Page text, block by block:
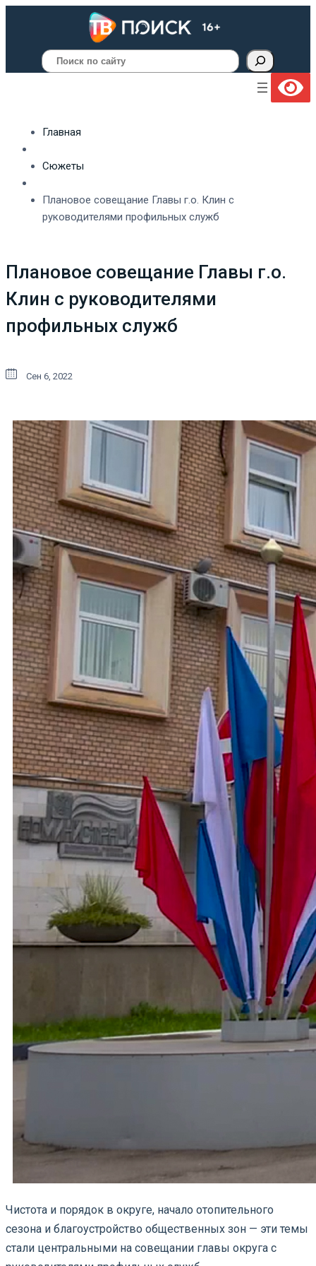
Поиск
Главная
Сюжеты
Плановое совещание Главы г.о. Клин с
руководителями профильных служб
Плановое совещание Главы г.о.
Клин с руководителями
профильных служб
Сен 6, 2022
Чистота и порядок в округе, начало отопительного
сезона и благоустройство общественных зон — эти темы
стали центральными на совещании главы округа с